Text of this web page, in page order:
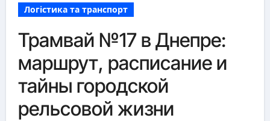
Логістика та транспорт
Трамвай №17 в Днепре:
маршрут, расписание и
тайны городской
рельсовой жизни